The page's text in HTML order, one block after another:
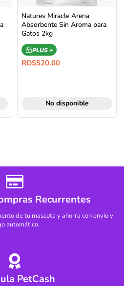
Natures Miracle Arena
Absorbente Sin Aroma para
Gatos 2kg
PLUS +
RD$520.00
No disponible
Recurrentes
de tu mascota y ahorra con envío y
automático.
PetCash